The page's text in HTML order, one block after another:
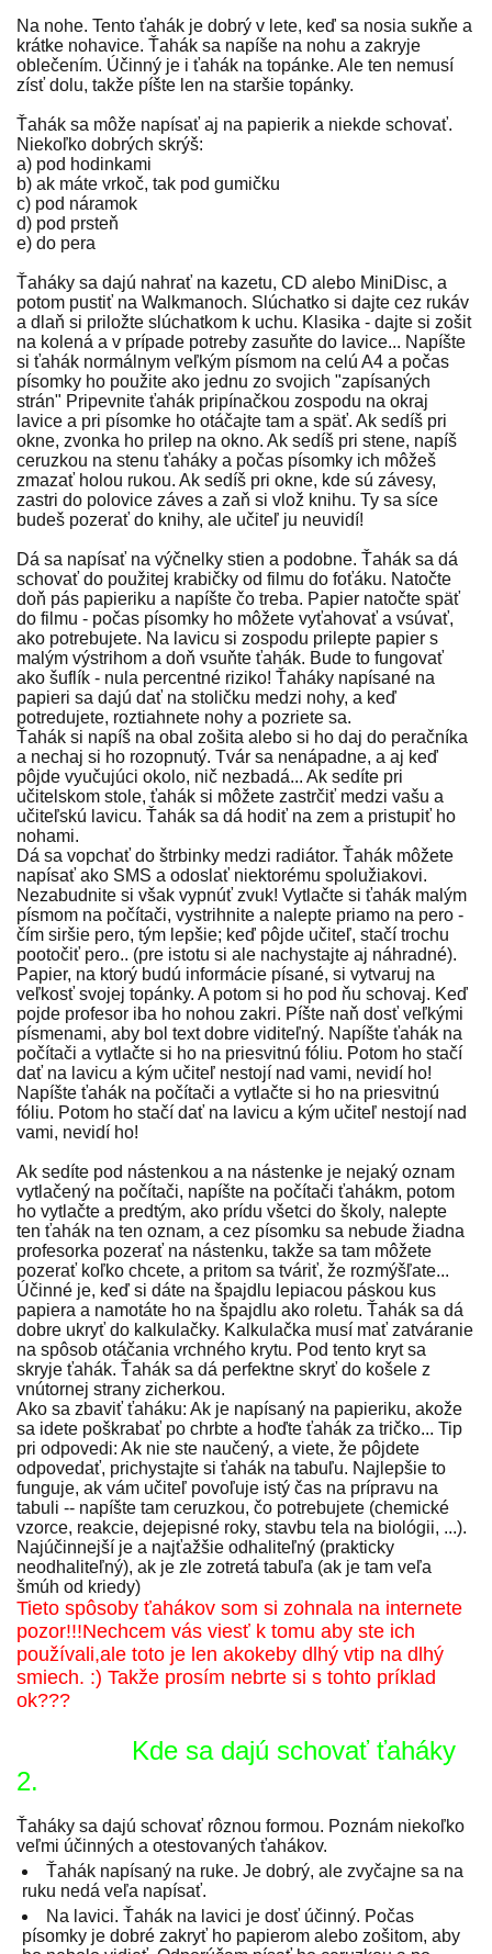
Na nohe. Tento ťahák je dobrý v lete, keď sa nosia sukňe a
krátke nohavice. Ťahák sa napíše na nohu a zakryje
oblečením. Účinný je i ťahák na topánke. Ale ten nemusí
zísť dolu, takže píšte len na staršie topánky.
Ťahák sa môže napísať aj na papierik a niekde schovať.
Niekoľko dobrých skrýš:
a) pod hodinkami
b) ak máte vrkoč, tak pod gumičku
c) pod náramok
d) pod prsteň
e) do pera
Ťaháky sa dajú nahrať na kazetu, CD alebo MiniDisc, a
potom pustiť na Walkmanoch. Slúchatko si dajte cez rukáv
a dlaň si priložte slúchatkom k uchu. Klasika - dajte si zošit
na kolená a v prípade potreby zasuňte do lavice... Napíšte
si ťahák normálnym veľkým písmom na celú A4 a počas
písomky ho použite ako jednu zo svojich "zapísaných
strán" Pripevnite ťahák pripínačkou zospodu na okraj
lavice a pri písomke ho otáčajte tam a späť. Ak sedíš pri
okne, zvonka ho prilep na okno. Ak sedíš pri stene, napíš
ceruzkou na stenu ťaháky a počas písomky ich môžeš
zmazať holou rukou. Ak sedíš pri okne, kde sú závesy,
zastri do polovice záves a zaň si vlož knihu. Ty sa síce
budeš pozerať do knihy, ale učiteľ ju neuvidí!
Dá sa napísať na výčnelky stien a podobne. Ťahák sa dá
schovať do použitej krabičky od filmu do foťáku. Natočte
doň pás papieriku a napíšte čo treba. Papier natočte späť
do filmu - počas písomky ho môžete vyťahovať a vsúvať,
ako potrebujete. Na lavicu si zospodu prilepte papier s
malým výstrihom a doň vsuňte ťahák. Bude to fungovať
ako šuflík - nula percentné riziko! Ťaháky napísané na
papieri sa dajú dať na stoličku medzi nohy, a keď
potredujete, roztiahnete nohy a pozriete sa.
Ťahák si napíš na obal zošita alebo si ho daj do peračníka
a nechaj si ho rozopnutý. Tvár sa nenápadne, a aj keď
pôjde vyučujúci okolo, nič nezbadá... Ak sedíte pri
učitelskom stole, ťahák si môžete zastrčiť medzi vašu a
učiteľskú lavicu. Ťahák sa dá hodiť na zem a pristupiť ho
nohami.
Dá sa vopchať do štrbinky medzi radiátor. Ťahák môžete
napísať ako SMS a odoslať niektorému spolužiakovi.
Nezabudnite si však vypnúť zvuk! Vytlačte si ťahák malým
písmom na počítači, vystrihnite a nalepte priamo na pero -
čím siršie pero, tým lepšie; keď pôjde učiteľ, stačí trochu
pootočiť pero.. (pre istotu si ale nachystajte aj náhradné).
Papier, na ktorý budú informácie písané, si vytvaruj na
veľkosť svojej topánky. A potom si ho pod ňu schovaj. Keď
pojde profesor iba ho nohou zakri. Píšte naň dosť veľkými
písmenami, aby bol text dobre viditeľný. Napíšte ťahák na
počítači a vytlačte si ho na priesvitnú fóliu. Potom ho stačí
dať na lavicu a kým učiteľ nestojí nad vami, nevidí ho!
Napíšte ťahák na počítači a vytlačte si ho na priesvitnú
fóliu. Potom ho stačí dať na lavicu a kým učiteľ nestojí nad
vami, nevidí ho!
Ak sedíte pod nástenkou a na nástenke je nejaký oznam
vytlačený na počítači, napíšte na počítači ťahákm, potom
ho vytlačte a predtým, ako prídu všetci do školy, nalepte
ten ťahák na ten oznam, a cez písomku sa nebude žiadna
profesorka pozerať na nástenku, takže sa tam môžete
pozerať koľko chcete, a pritom sa tváriť, že rozmýšľate...
Účinné je, keď si dáte na špajdlu lepiacou páskou kus
papiera a namotáte ho na špajdlu ako roletu. Ťahák sa dá
dobre ukryť do kalkulačky. Kalkulačka musí mať zatváranie
na spôsob otáčania vrchného krytu. Pod tento kryt sa
skryje ťahák. Ťahák sa dá perfektne skryť do košele z
vnútornej strany zicherkou.
Ako sa zbaviť ťaháku: Ak je napísaný na papieriku, akože
sa idete poškrabať po chrbte a hoďte ťahák za tričko... Tip
pri odpovedi: Ak nie ste naučený, a viete, že pôjdete
odpovedať, prichystajte si ťahák na tabuľu. Najlepšie to
funguje, ak vám učiteľ povoľuje istý čas na prípravu na
tabuli -- napíšte tam ceruzkou, čo potrebujete (chemické
vzorce, reakcie, dejepisné roky, stavbu tela na biológii, ...).
Najúčinnejší je a najťažšie odhaliteľný (prakticky
neodhaliteľný), ak je zle zotretá tabuľa (ak je tam veľa
šmúh od kriedy)
Tieto spôsoby ťahákov som si zohnala na internete
pozor!!!Nechcem vás viesť k tomu aby ste ich
používali,ale toto je len akokeby dlhý vtip na dlhý
smiech. :) Takže prosím nebrte si s tohto príklad
ok???
Kde sa dajú schovať ťaháky
2.
Ťaháky sa dajú schovať rôznou formou. Poznám niekoľko
veľmi účinných a otestovaných ťahákov.
Ťahák napísaný na ruke. Je dobrý, ale zvyčajne sa na
ruku nedá veľa napísať.
Na lavici. Ťahák na lavici je dosť účinný. Počas
písomky je dobré zakryť ho papierom alebo zošitom, aby